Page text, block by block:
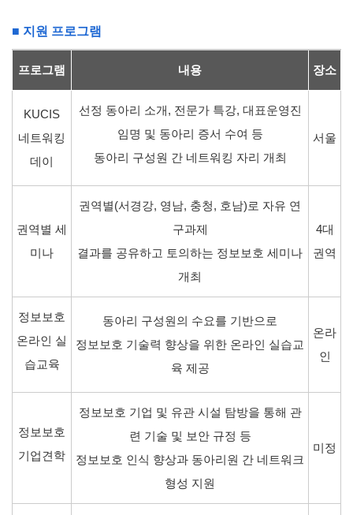
■ 지원 프로그램
프로그램 내용 장소
KUCIS
네트워킹
데이
선정 동아리 소개, 전문가 특강, 대표운영진
임명 및 동아리 증서 수여 등
동아리 구성원 간 네트워킹 자리 개최
서울
권역별 세
미나
권역별(서경강, 영남, 충청, 호남)로 자유 연
구과제
결과를 공유하고 토의하는 정보보호 세미나
개최
4대
권역
정보보호
온라인 실
습교육
동아리 구성원의 수요를 기반으로
정보보호 기술력 향상을 위한 온라인 실습교
육 제공
온라
인
정보보호
기업견학
정보보호 기업 및 유관 시설 탐방을 통해 관
련 기술 및 보안 규정 등
정보보호 인식 향상과 동아리원 간 네트워크
형성 지원
미정